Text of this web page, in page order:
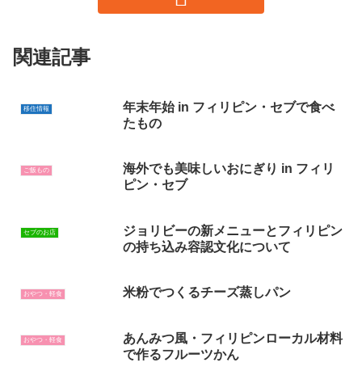
関連記事
移住情報
年末年始 in フィリピン・セブで食べ
たもの
ご飯もの
海外でも美味しいおにぎり in フィリ
ピン・セブ
セブのお店
ジョリビーの新メニューとフィリピン
の持ち込み容認文化について
おやつ・軽食 米粉でつくるチーズ蒸しパン
おやつ・軽食
あんみつ風・フィリピンローカル材料
で作るフルーツかん